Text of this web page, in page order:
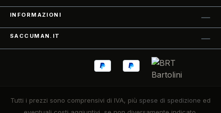
INFORMAZIONI
SACCUMAN.IT
Tutti i prezzi sono comprensivi di IVA, più spese di spedizione ed